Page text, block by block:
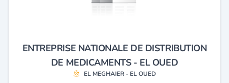
ENTREPRISE NATIONALE DE DISTRIBUTION
DE MEDICAMENTS - EL OUED
EL MEGHAIER - EL OUED